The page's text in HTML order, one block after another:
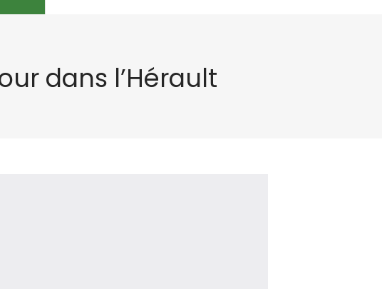
dans l’Hérault